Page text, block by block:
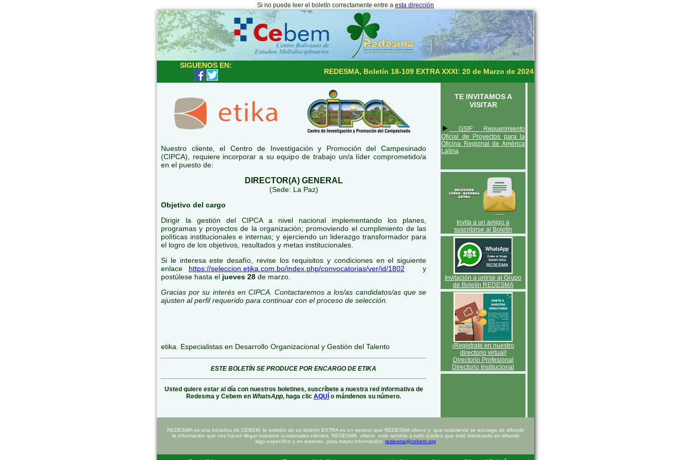
Si no puede leer el boletín correctamente entre a esta dirección
SIGUENOS EN:
REDESMA, Boletín 18-109 EXTRA XXXI: 20 de Marzo de 2024
Nuestro cliente, el Centro de Investigación y Promoción del Campesinado
(CIPCA), requiere incorporar a su equipo de trabajo un/a líder comprometido/a
en el puesto de:
DIRECTOR(A) GENERAL
(Sede: La Paz)
Objetivo del cargo
Dirigir la gestión del CIPCA a nivel nacional implementando los planes,
programas y proyectos de la organización; promoviendo el cumplimiento de las
políticas institucionales e internas; y ejerciendo un liderazgo transformador para
el logro de los objetivos, resultados y metas institucionales.
Si le interesa este desafío, revise los requisitos y condiciones en el siguiente
enlace https://seleccion.etika.com.bo/index.php/convocatorias/ver/id/1802 y
postúlese hasta el jueves 28 de marzo.
Gracias por su interés en CIPCA. Contactaremos a los/as candidatos/as que se
ajusten al perfil requerido para continuar con el proceso de selección.
etika. Especialistas en Desarrollo Organizacional y Gestión del Talento
ESTE BOLETÍN SE PRODUCE POR ENCARGO DE ETIKA
Usted quiere estar al día con nuestros boletines, suscríbete a nuestra red informativa de
Redesma y Cebem en WhatsApp, haga clic AQUÍ o mándenos su número.
TE INVITAMOS A
VISITAR
►
GSIF: Requerimiento
Oficial de Proyectos para la
Oficina Regional de América
Latina
Invita a un amigo a
suscribirse al Boletín
Invitación a unirse al Grupo
de Boletín REDESMA
¡Registrate en nuestro
directorio virtual!
Directorio Profesional
Directorio Institucional
REDESMA es una iniciativa de CEBEM, la emisión de un boletín EXTRA es un servicio que REDESMA ofrece y que solamente se encarga de difundir
la información que nos hacen llegar nuestros ocasionales clientes, REDESMA ofrece este servicio a todo público que esté interesado en difundir
algo específico y en extenso, para mayor información: redesma@cebem.org